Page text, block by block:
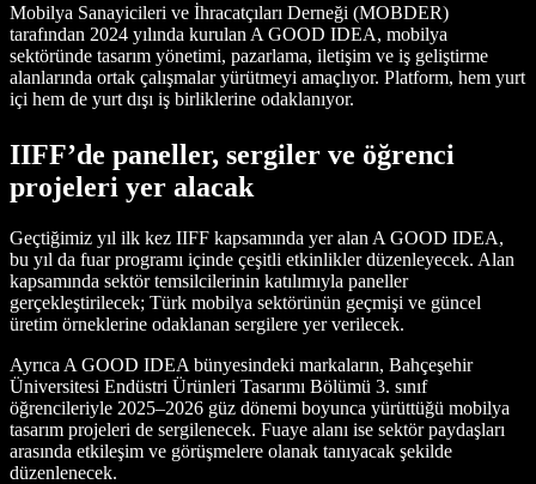
Mobilya Sanayicileri ve İhracatçıları Derneği (MOBDER)
tarafından 2024 yılında kurulan A GOOD IDEA, mobilya
sektöründe tasarım yönetimi, pazarlama, iletişim ve iş geliştirme
alanlarında ortak çalışmalar yürütmeyi amaçlıyor. Platform, hem yurt
içi hem de yurt dışı iş birliklerine odaklanıyor.
IIFF’de paneller, sergiler ve öğrenci
projeleri yer alacak
Geçtiğimiz yıl ilk kez IIFF kapsamında yer alan A GOOD IDEA,
bu yıl da fuar programı içinde çeşitli etkinlikler düzenleyecek. Alan
kapsamında sektör temsilcilerinin katılımıyla paneller
gerçekleştirilecek; Türk mobilya sektörünün geçmişi ve güncel
üretim örneklerine odaklanan sergilere yer verilecek.
Ayrıca A GOOD IDEA bünyesindeki markaların, Bahçeşehir
Üniversitesi Endüstri Ürünleri Tasarımı Bölümü 3. sınıf
öğrencileriyle 2025–2026 güz dönemi boyunca yürüttüğü mobilya
tasarım projeleri de sergilenecek. Fuaye alanı ise sektör paydaşları
arasında etkileşim ve görüşmelere olanak tanıyacak şekilde
düzenlenecek.